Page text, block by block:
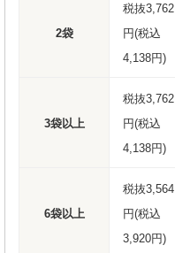
2袋
税抜3,762
円(税込
4,138円)
3袋以上
税抜3,762
円(税込
4,138円)
6袋以上
税抜3,564
円(税込
3,920円)